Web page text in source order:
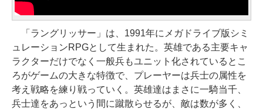
「ラングリッサー」は、1991年にメガドライブ版シミ
ュレーションRPGとして生まれた。英雄である主要キャ
ラクターだけでなく一般兵もユニット化されているとこ
ろがゲームの大きな特徴で、プレーヤーは兵士の属性を
考え戦略を練り戦っていく。英雄達はまさに一騎当千、
兵士達をあっという間に蹴散らせるが、敵は数が多く、